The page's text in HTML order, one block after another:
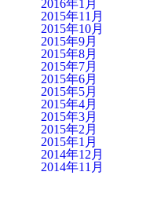
2016年1月
2015年11月
2015年10月
2015年9月
2015年8月
2015年7月
2015年6月
2015年5月
2015年4月
2015年3月
2015年2月
2015年1月
2014年12月
2014年11月